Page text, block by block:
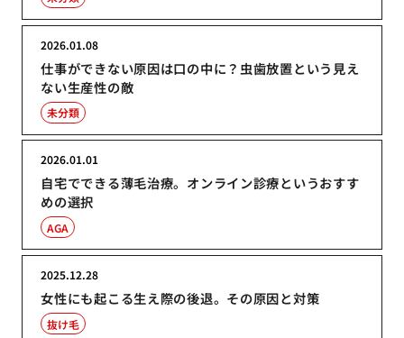
仕事ができない原因は口の中に？虫歯放置という見え
ない生産性の敵
2026.01.08
未分類
自宅でできる薄毛治療。オンライン診療というおすす
めの選択
2026.01.01
AGA
女性にも起こる生え際の後退。その原因と対策
2025.12.28
抜け毛